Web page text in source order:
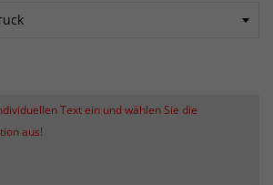
Text ein und wählen Sie die
aus!